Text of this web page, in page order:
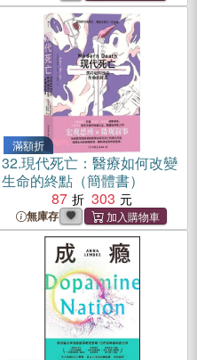
滿額折
32.現代死亡：醫療如何改變
生命的終點（簡體書）
87
303
無庫存